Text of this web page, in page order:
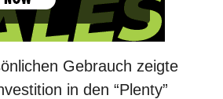
Gebrauch zeigte
in den “Plenty”